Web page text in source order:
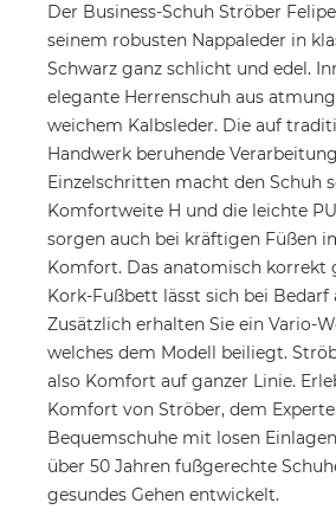
Der Business-Schuh Ströber
seinem robusten Nappaleder in
Schwarz ganz schlicht und edel.
elegante Herrenschuh aus
weichem Kalbsleder. Die auf
Handwerk beruhende
Einzelschritten macht den Schuh
Komfortweite H und die leichte
sorgen auch bei kräftigen Füßen
Komfort. Das anatomisch korrekt
Kork-Fußbett lässt sich bei Bedarf
Zusätzlich erhalten Sie ein Vario-
welches dem Modell beiliegt.
also Komfort auf ganzer Linie.
Komfort von Ströber, dem
Bequemschuhe mit losen
über 50 Jahren fußgerechte
gesundes Gehen entwickelt.